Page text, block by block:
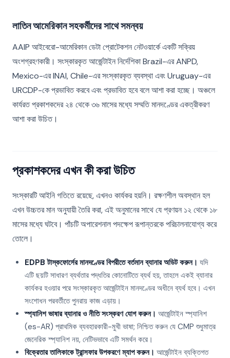
লাতিন আমেরিকান সহকর্মীদের সাথে সমন্বয়
AAIP আইবেরো-আমেরিকান ডেটা প্রোটেকশন নেটওয়ার্কে একটি সক্রিয়
অংশগ্রহণকারী। সংস্কারকৃত আর্জেন্টাইন নির্দেশিকা Brazil-এর ANPD,
Mexico-এর INAI, Chile-এর সংস্কারকৃত ব্যবস্থা এবং Uruguay-এর
URCDP-কে প্রভাবিত করবে এবং প্রভাবিত হবে বলে আশা করা হচ্ছে। অঞ্চলে
কার্যরত প্রকাশকদের ২৪ থেকে ৩৬ মাসের মধ্যে সম্মতি মানদণ্ডের একত্রীকরণ
আশা করা উচিত।
প্রকাশকদের এখন কী করা উচিত
সংস্কারটি আইনি গতিতে রয়েছে, এখনও কার্যকর হয়নি। রক্ষণশীল অবস্থান হল
এখন উচ্চতর মান অনুযায়ী তৈরি করা, এই অনুমানের সাথে যে প্রণয়ন ১২ থেকে ১৮
মাসের মধ্যে ঘটবে। পাঁচটি অপারেশনাল পদক্ষেপ রূপান্তরকে পরিচালনাযোগ্য করে
তোলে।
EDPB টাস্কফোর্সের মানদণ্ডের বিপরীতে বর্তমান ব্যানার অডিট করুন। যদি
এটি ছয়টি সাধারণ ব্যর্থতার পদ্ধতির কোনোটিতে ব্যর্থ হয়, তাহলে একই ব্যানার
কার্যকর হওয়ার পরে সংস্কারকৃত আর্জেন্টাইন মানদণ্ডের অধীনে ব্যর্থ হবে। এখন
সংশোধন পরবর্তীতে পুনরায় কাজ এড়ায়।
স্প্যানিশ ভাষার ব্যানার ও নীতি সংস্করণ যোগ করুন। আর্জেন্টাইন স্প্যানিশ
(es-AR) প্রাথমিক ব্যবহারকারী-মুখী ভাষা; নিশ্চিত করুন যে CMP শুধুমাত্র
জেনেরিক স্প্যানিশ নয়, নেটিভভাবে এটি সমর্থন করে।
বিক্রেতার তালিকাকে ট্রান্সফার উপকরণে ম্যাপ করুন। আর্জেন্টাইন ব্যক্তিগত